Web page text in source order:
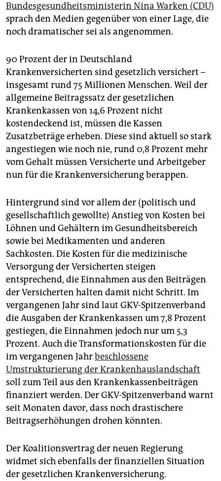
Bundesgesundheitsministerin Nina Warken (CDU)
sprach den Medien gegenüber von einer Lage, die
noch dramatischer sei als angenommen.
90 Prozent der in Deutschland
Krankenversicherten sind gesetzlich versichert –
insgesamt rund 75 Millionen Menschen. Weil der
allgemeine Beitragssatz der gesetzlichen
Krankenkassen von 14,6 Prozent nicht
kostendeckend ist, müssen die Kassen
Zusatzbeträge erheben. Diese sind aktuell so stark
angestiegen wie noch nie, rund 0,8 Prozent mehr
vom Gehalt müssen Versicherte und Arbeitgeber
nun für die Krankenversicherung berappen.
Hintergrund sind vor allem der (politisch und
gesellschaftlich gewollte) Anstieg von Kosten bei
Löhnen und Gehältern im Gesundheitsbereich
sowie bei Medikamenten und anderen
Sachkosten. Die Kosten für die medizinische
Versorgung der Versicherten steigen
entsprechend, die Einnahmen aus den Beiträgen
der Versicherten halten damit nicht Schritt. Im
vergangenen Jahr sind laut GKV-Spitzenverband
die Ausgaben der Krankenkassen um 7,8 Prozent
gestiegen, die Einnahmen jedoch nur um 5,3
Prozent. Auch die Transformationskosten für die
im vergangenen Jahrbeschlossene
Umstrukturierung der Krankenhauslandschaft
soll zum Teil aus den Krankenkassenbeiträgen
finanziert werden. Der GKV-Spitzenverband warnt
seit Monaten davor, dass noch drastischere
Beitragserhöhungen drohen könnten.
Der Koalitionsvertrag der neuen Regierung
widmet sich ebenfalls der finanziellen Situation
der gesetzlichen Krankenversicherung.